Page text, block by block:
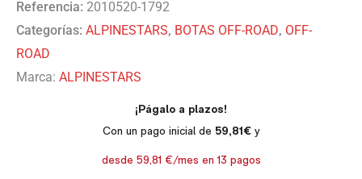
Referencia: 2010520-1792
Categorías: ALPINESTARS, BOTAS OFF-ROAD, OFF-
ROAD
Marca: ALPINESTARS